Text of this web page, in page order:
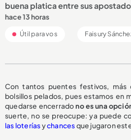
buena platica entre sus
hace 13 horas
Útil para vos Faisury
Con tantos puentes festivos,
bolsillos pelados, pues estamos en
quedarse encerradono es una
suerte, no se preocupe: ya puede
las loteríasychancesque jugaron